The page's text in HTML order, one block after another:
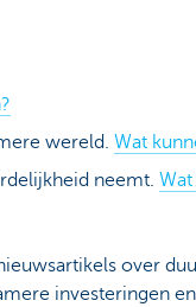
wereld. Wat
neemt.
over
investeringen